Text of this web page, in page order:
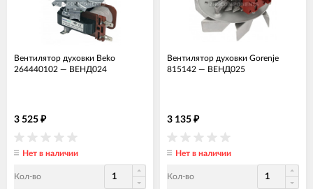
Вентилятор духовки Beko
264440102 — ВЕНД024
3 525 ₽
Нет в наличии
Кол-во
Вентилятор духовки Gorenje
815142 — ВЕНД025
3 135 ₽
Нет в наличии
Кол-во